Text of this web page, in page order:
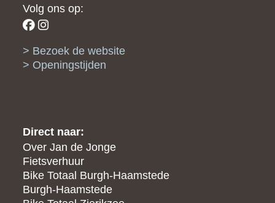
Volg ons op:
Bezoek de website
Openingstijden
Direct naar:
Over Jan de Jonge
Fietsverhuur
Bike Totaal Burgh-Haamstede
Burgh-Haamstede